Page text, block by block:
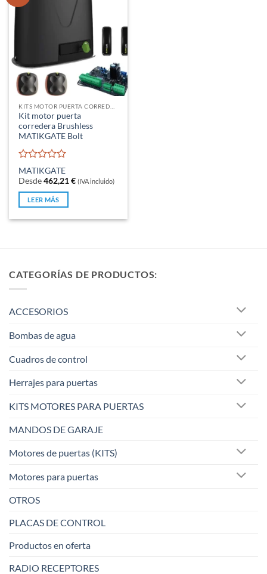
Kit motor puerta
corredera Brushless
MATIKGATE Bolt
Valorado
con
0
de
5
MATIKGATE
Desde462,21€ (IVA incluido)
LEER MÁS
CATEGORÍAS DE PRODUCTOS:
ACCESORIOS
Bombas de agua
Cuadros de control
Herrajes para puertas
KITS MOTORES PARA PUERTAS
MANDOS DE GARAJE
Motores de puertas (KITS)
Motores para puertas
OTROS
PLACAS DE CONTROL
Productos en oferta
RADIO RECEPTORES